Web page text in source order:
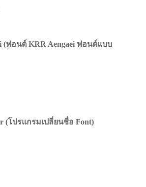
(ฟอนต์ KRR Aengaei ฟอนต์แบบ
(โปรแกรมเปลี่ยนชื่อ Font)